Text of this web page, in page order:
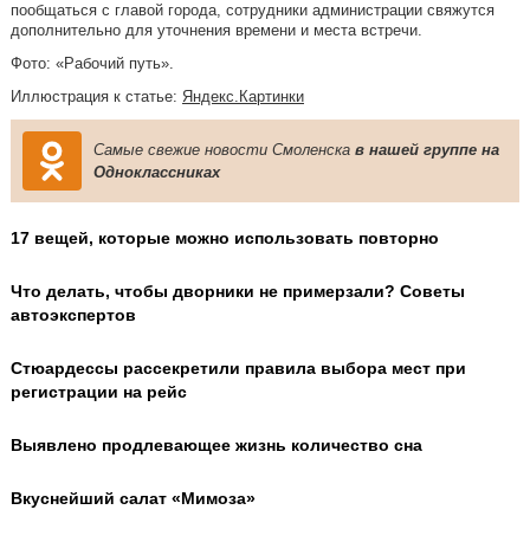
пообщаться с главой города, сотрудники администрации свяжутся
дополнительно для уточнения времени и места встречи.
Фото: «Рабочий путь».
Иллюстрация к статье: Яндекс.Картинки
Самые свежие новости Смоленска в нашей группе на
Одноклассниках
17 вещей, которые можно использовать повторно
Что делать, чтобы дворники не примерзали? Советы
автоэкспертов
Стюардессы рассекретили правила выбора мест при
регистрации на рейс
Выявлено продлевающее жизнь количество сна
Вкуснейший салат «Мимоза»